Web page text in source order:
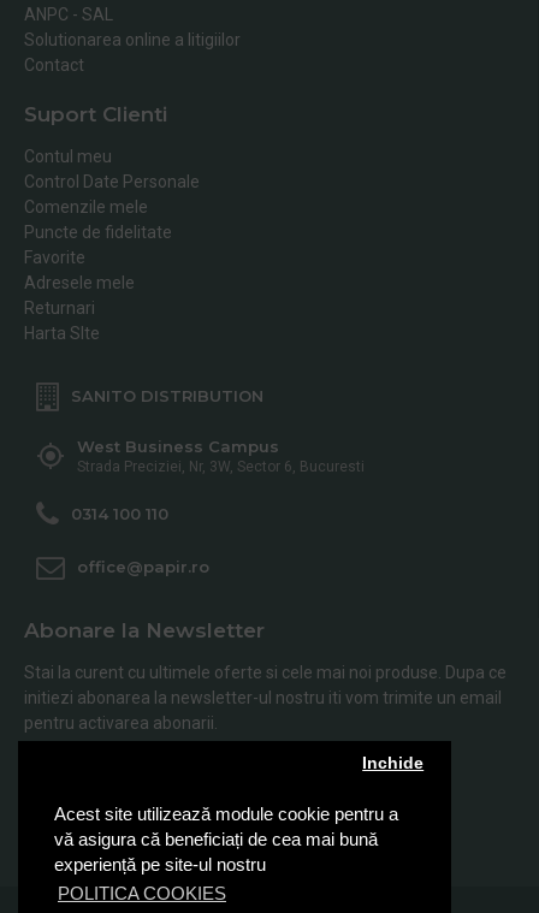
Acest site utilizează module cookie pentru a
vă asigura că beneficiați de cea mai bună
experiență pe site-ul nostru
POLITICA COOKIES
Inchide
ANPC - SAL
Solutionarea online a litigiilor
Contact
Suport Clienti
Contul meu
Control Date Personale
Comenzile mele
Puncte de fidelitate
Favorite
Adresele mele
Returnari
Harta SIte
SANITO DISTRIBUTION
West Business Campus
Strada Preciziei, Nr, 3W, Sector 6, Bucuresti
0314 100 110
office@papir.ro
Abonare la Newsletter
Stai la curent cu ultimele oferte si cele mai noi produse. Dupa ce
initiezi abonarea la newsletter-ul nostru iti vom trimite un email
pentru activarea abonarii.
Abonare
Am citit şi sunt de acord cu Politica de Confidentialitate